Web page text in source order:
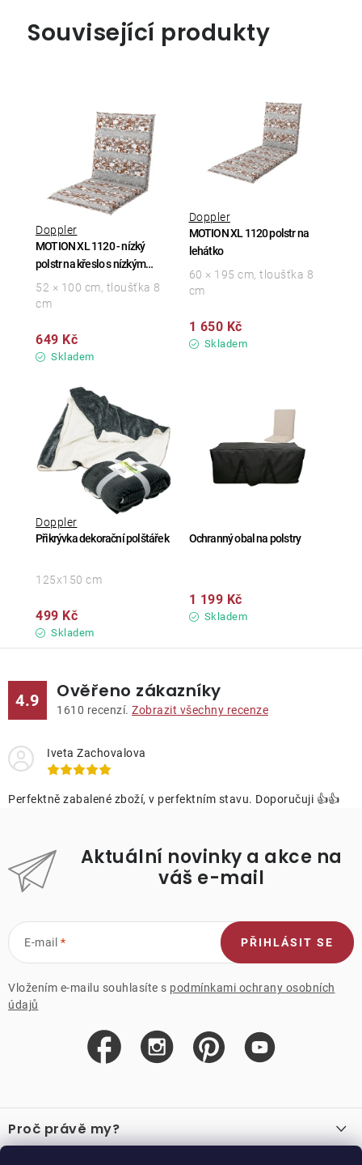
Související produkty
MOTION XL 1120 - nízký
polstr na křeslo s nízkým
opěradlem
Doppler
Skladem
649 Kč
52 × 100 cm, tloušťka 8
cm
MOTION XL 1120 polstr na
lehátko
Doppler
Skladem
1 650 Kč
60 × 195 cm, tloušťka 8
cm
Přikrývka dekorační polštářek
Doppler
Skladem
499 Kč
125x150 cm
Ochranný obal na polstry
Skladem
1 199 Kč
4.9 Ověřeno zákazníky
1610 recenzí. Zobrazit všechny recenze
Iveta Zachovalova
Perfektně zabalené zboží, v perfektním stavu. Doporučuji 👍👍
Aktuální novinky a akce na
váš e-mail
E-mail
Vložením e-mailu souhlasíte s podmínkami ochrany osobních
údajů
PŘIHLÁSIT SE
á
pProč právě my?